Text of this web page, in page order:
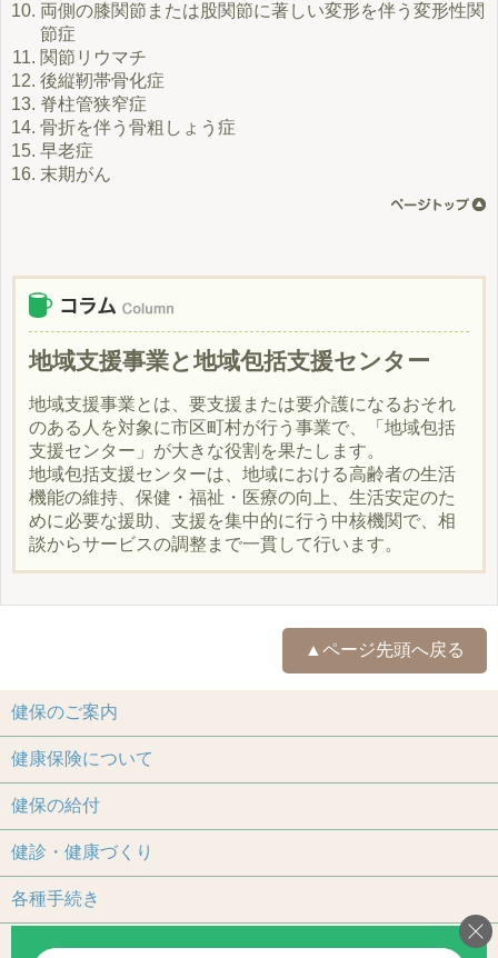
両側の膝関節または股関節に著しい変形を伴う変形性関
節症
関節リウマチ
後縦靭帯骨化症
脊柱管狭窄症
骨折を伴う骨粗しょう症
早老症
末期がん
地域支援事業と地域包括支援センター
地域支援事業とは、要支援または要介護になるおそれ
のある人を対象に市区町村が行う事業で、「地域包括
支援センター」が大きな役割を果たします。
地域包括支援センターは、地域における高齢者の生活
機能の維持、保健・福祉・医療の向上、生活安定のた
めに必要な援助、支援を集中的に行う中核機関で、相
談からサービスの調整まで一貫して行います。
▲ページ先頭へ戻る
健保のご案内
健康保険について
健保の給付
健診・健康づくり
各種手続き
保養施設